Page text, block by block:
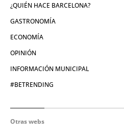
¿QUIÉN HACE BARCELONA?
GASTRONOMÍA
ECONOMÍA
OPINIÓN
INFORMACIÓN MUNICIPAL
#BETRENDING
Otras webs